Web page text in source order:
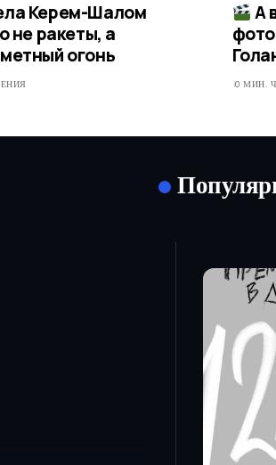
Керем-Шалом
не ракеты, а
огонь
А
0 МИН.